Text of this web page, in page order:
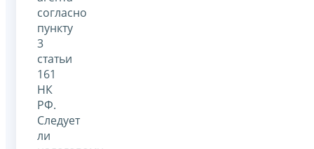
согласно
пункту
3
статьи
161
НК
РФ.
Следует
ли